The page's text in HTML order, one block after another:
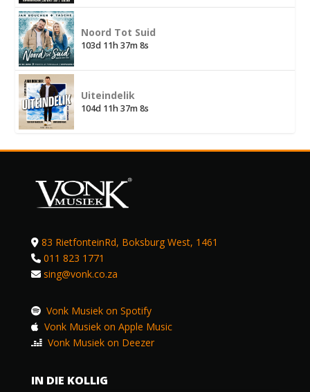
Noord Tot Suid
103d 11h 37m 8s
Uiteindelik
104d 11h 37m 8s
83 RietfonteinRd, Boksburg West, 1461
011 823 1771
sing@vonk.co.za
Vonk Musiek on Spotify
Vonk Musiek on Apple Music
Vonk Musiek on Deezer
IN DIE KOLLIG